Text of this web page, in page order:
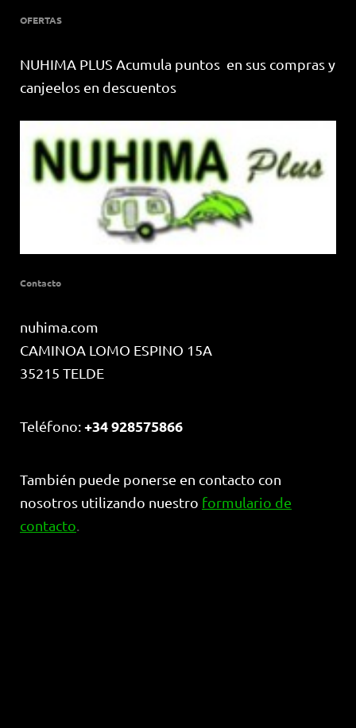
OFERTAS
NUHIMA PLUS Acumula puntos en sus compras y
canjeelos en descuentos
Contacto
nuhima.com
CAMINOA LOMO ESPINO 15A
35215 TELDE
Teléfono:+34 928575866
También puede ponerse en contacto con
nosotros utilizando nuestro formulario de
contacto